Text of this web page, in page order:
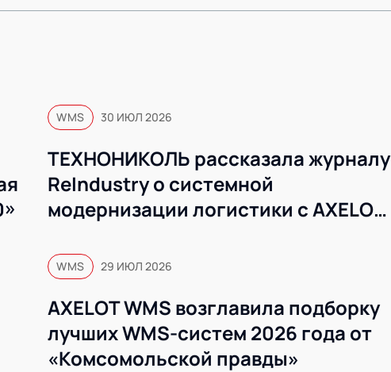
WMS 30 ИЮЛ 2026
ТЕХНОНИКОЛЬ рассказала журналу
ReIndustry о системной
модернизации логистики с AXELOT
WMS 29 ИЮЛ 2026
AXELOT WMS возглавила подборку
лучших WMS-систем 2026 года от
«Комсомольской правды»